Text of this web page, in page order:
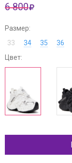
6 800
Размер:
33
34 35 36
Цвет: